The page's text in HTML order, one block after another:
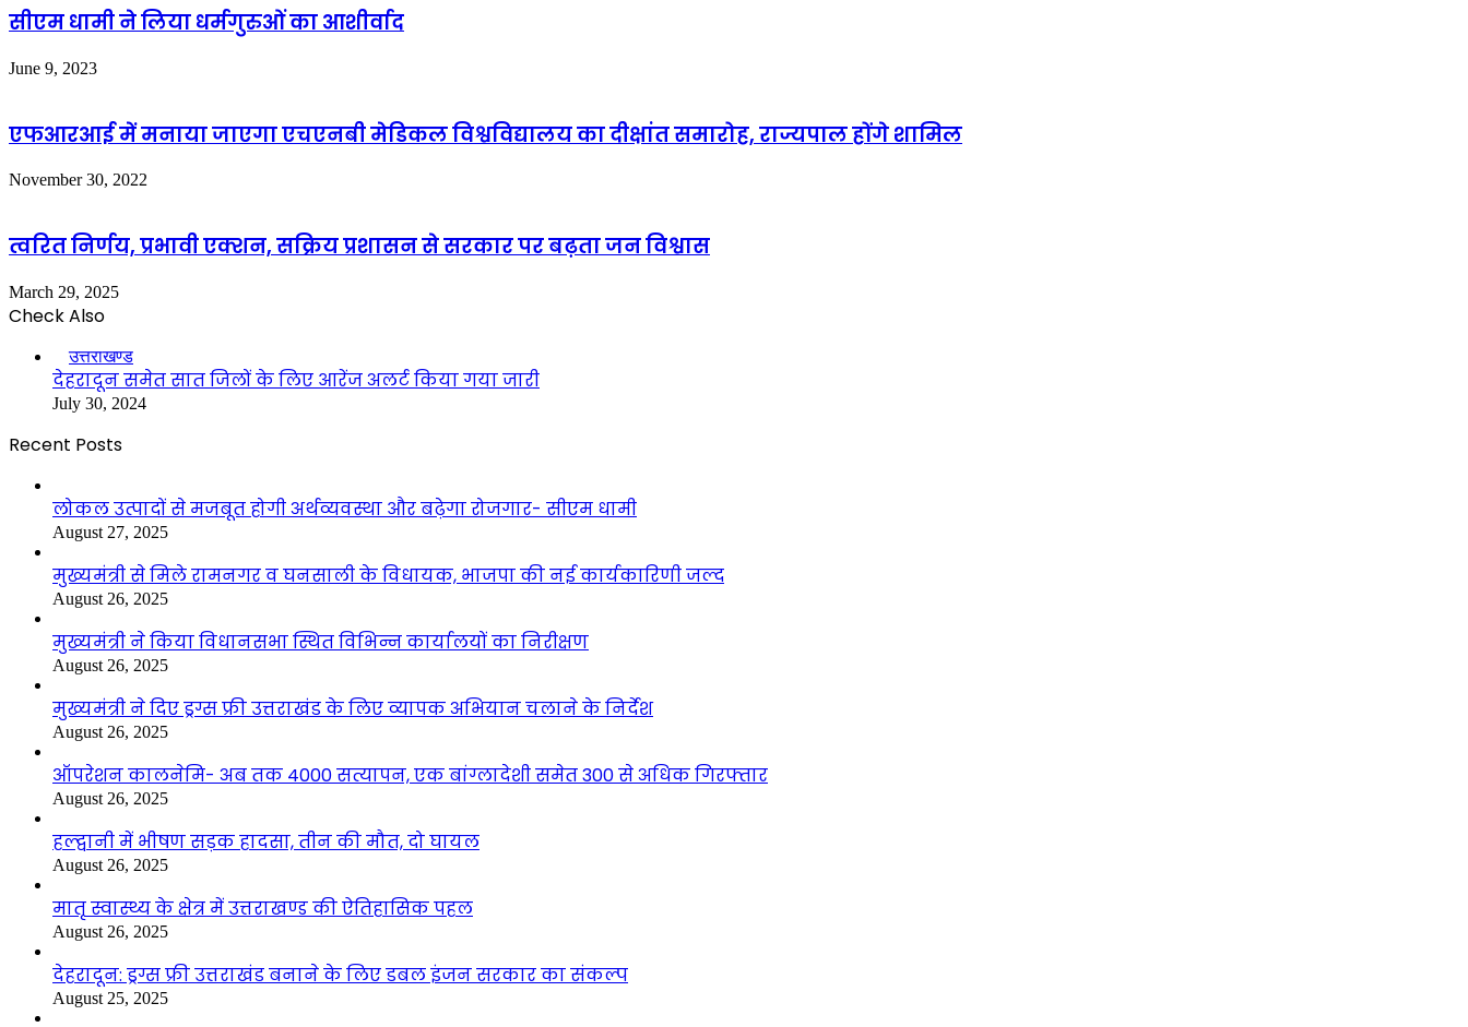
सीएम धामी ने लिया धर्मगुरुओं का आशीर्वाद
June 9, 2023
एफआरआई में मनाया जाएगा एचएनबी मेडिकल विश्वविद्यालय का दीक्षांत समारोह, राज्यपाल होंगे शामिल
November 30, 2022
त्वरित निर्णय, प्रभावी एक्शन, सक्रिय प्रशासन से सरकार पर बढ़ता जन विश्वास
March 29, 2025
Check Also
उत्तराखण्ड
देहरादून समेत सात जिलों के लिए आरेंज अलर्ट किया गया जारी
July 30, 2024
Recent Posts
लोकल उत्पादों से मजबूत होगी अर्थव्यवस्था और बढ़ेगा रोजगार- सीएम धामी
August 27, 2025
मुख्यमंत्री से मिले रामनगर व घनसाली के विधायक, भाजपा की नई कार्यकारिणी जल्द
August 26, 2025
मुख्यमंत्री ने किया विधानसभा स्थित विभिन्न कार्यालयों का निरीक्षण
August 26, 2025
मुख्यमंत्री ने दिए ड्रग्स फ्री उत्तराखंड के लिए व्यापक अभियान चलाने के निर्देश
August 26, 2025
ऑपरेशन कालनेमि- अब तक 4000 सत्यापन, एक बांग्लादेशी समेत 300 से अधिक गिरफ्तार
August 26, 2025
हल्द्वानी में भीषण सड़क हादसा, तीन की मौत, दो घायल
August 26, 2025
मातृ स्वास्थ्य के क्षेत्र में उत्तराखण्ड की ऐतिहासिक पहल
August 26, 2025
देहरादून: ड्रग्स फ्री उत्तराखंड बनाने के लिए डबल इंजन सरकार का संकल्प
August 25, 2025